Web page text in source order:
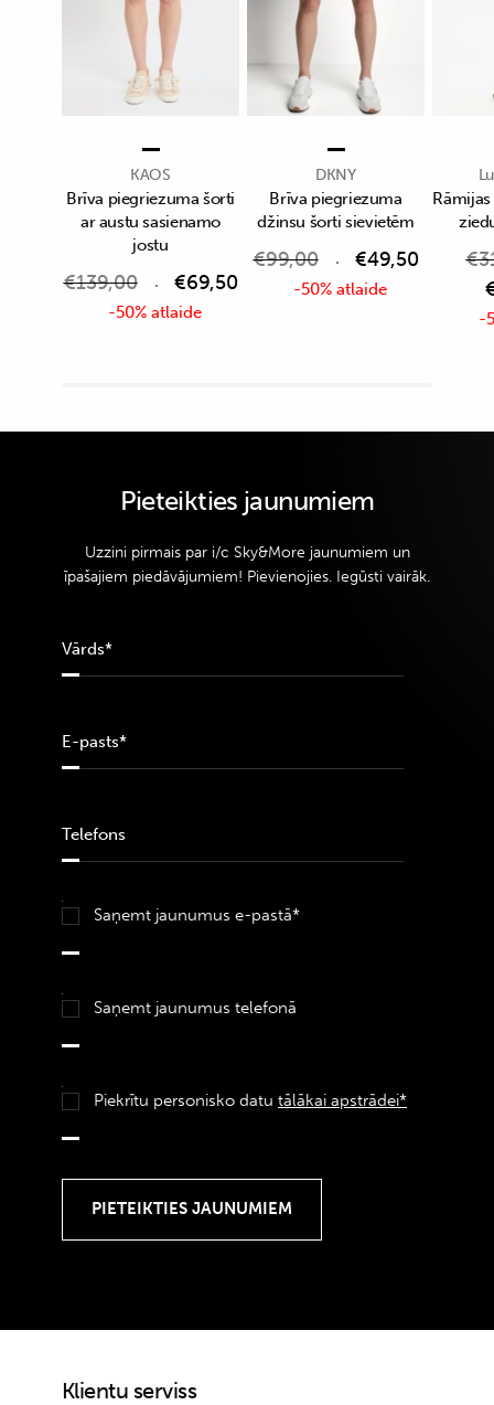
KAOS
Brīva piegriezuma šorti
ar austu sasienamo
jostu
€139,00 €69,50
-50% atlaide
DKNY
Brīva piegriezuma
džinsu šorti sievietēm
€99,00 €49,50
-50% atlaide
€
-
Pieteikties jaunumiem
Uzzini pirmais par i/c Sky&More jaunumiem un
īpašajiem piedāvājumiem! Pievienojies. Iegūsti vairāk.
Saņemt jaunumus e-pastā*
Saņemt jaunumus telefonā
Piekrītu personisko datu tālākai apstrādei*
Klientu serviss